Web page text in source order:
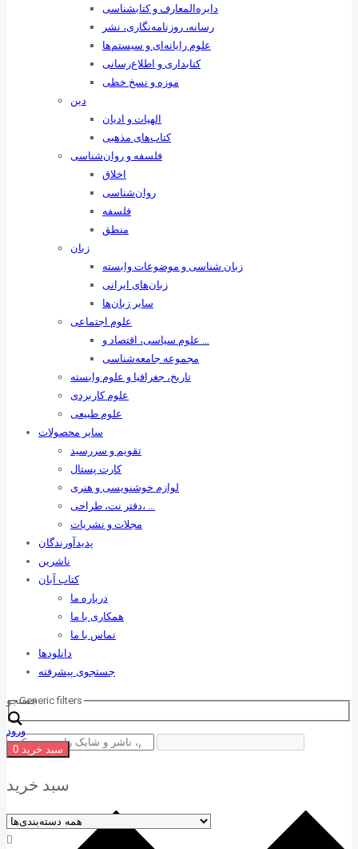
دایره‌المعارف و کتابشناسی
رسانه‌، روزنامه‌نگاری، نشر
علوم رایانه‌ای و سیستم‌ها
کتابداری و اطلاع‌رسانی
موزه و نسخ خطی
دین
الهیات و ادیان
کتاب‌های مذهبی
فلسفه و روان‌شناسی
اخلاق
روان‌شناسی
فلسفه
منطق
زبان
زبان ‌شناسی و موضوعات وابسته
زبان‌های ایرانی
سایر زبان‌ها
علوم اجتماعی
علوم سیاسی، اقتصاد و …
مجموعه جامعه‌شناسی
تاریخ، جغرافیا و علوم وابسته
علوم کاربردی
علوم طبیعی
سایر محصولات
تقویم و سررسید
کارت پستال
لوازم خوشنویسی و هنری
دفتر نت، طراحی، …
مجلات و نشریات
پدیدآورندگان
ناشرین
کتاب آبان
درباره ما
همکاری با ما
تماس با ما
دانلودها
جستجوی پیشرفته
جستجو
Generic filters
ورود
سبد خرید 0
سبد خرید